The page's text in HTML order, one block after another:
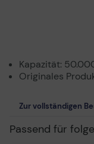
Kapazität:
Originales
Zur vollständigen
Passend für